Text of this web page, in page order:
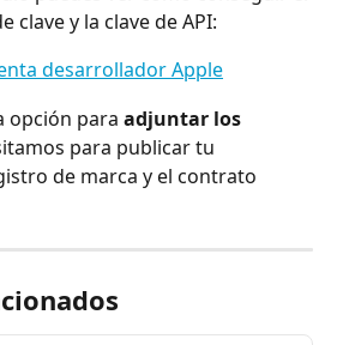
clave y la clave de API:
desarrollador Apple
opción para adjuntar los
para publicar tu
de marca y el contrato